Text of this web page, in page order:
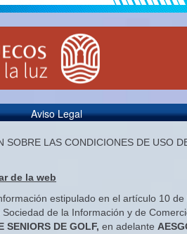
Aviso Legal
SOBRE LAS CONDICIONES DE USO
de la web
estipulado en el artículo 10 de
de la Información y de
SENIORS DE GOLF, en adelante